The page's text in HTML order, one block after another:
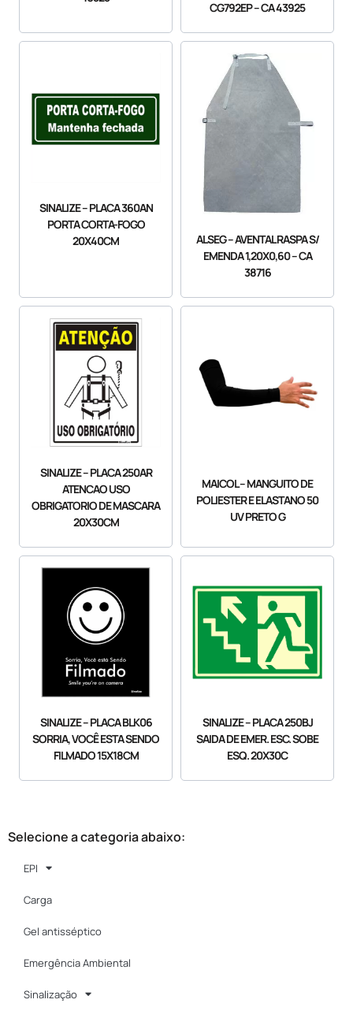
CG792EP – CA 43925
SINALIZE – PLACA 360AN
PORTA CORTA-FOGO
20X40CM
ALSEG – AVENTAL RASPA S/
EMENDA 1,20X0,60 – CA
38716
SINALIZE – PLACA 250AR
ATENCAO USO
OBRIGATORIO DE MASCARA
20X30CM
MAICOL – MANGUITO DE
POLIESTER E ELASTANO 50
UV PRETO G
SINALIZE – PLACA BLK06
SORRIA, VOCÊ ESTA SENDO
FILMADO 15X18CM
SINALIZE – PLACA 250BJ
SAIDA DE EMER. ESC. SOBE
ESQ. 20X30C
Selecione a categoria abaixo:
EPI
Carga
Gel antisséptico
Emergência Ambiental
Sinalização